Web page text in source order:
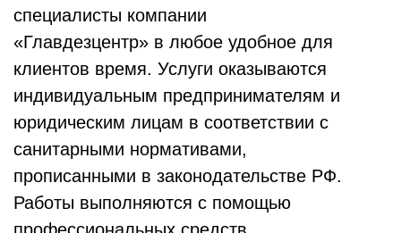
специалисты компании
«Главдезцентр» в любое удобное для
клиентов время. Услуги оказываются
индивидуальным предпринимателям и
юридическим лицам в соответствии с
санитарными нормативами,
прописанными в законодательстве РФ.
Работы выполняются с помощью